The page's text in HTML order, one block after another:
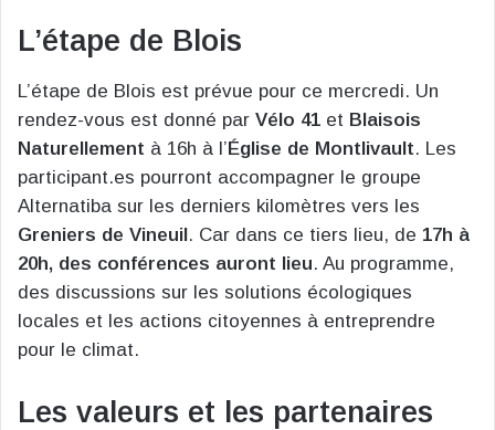
L’étape de Blois
L’étape de Blois est prévue pour ce mercredi. Un
rendez-vous est donné par Vélo 41 et Blaisois
Naturellement à 16h à l’Église de Montlivault. Les
participant.es pourront accompagner le groupe
Alternatiba sur les derniers kilomètres vers les
Greniers de Vineuil. Car dans ce tiers lieu, de 17h à
20h, des conférences auront lieu. Au programme,
des discussions sur les solutions écologiques
locales et les actions citoyennes à entreprendre
pour le climat.
Les valeurs et les partenaires